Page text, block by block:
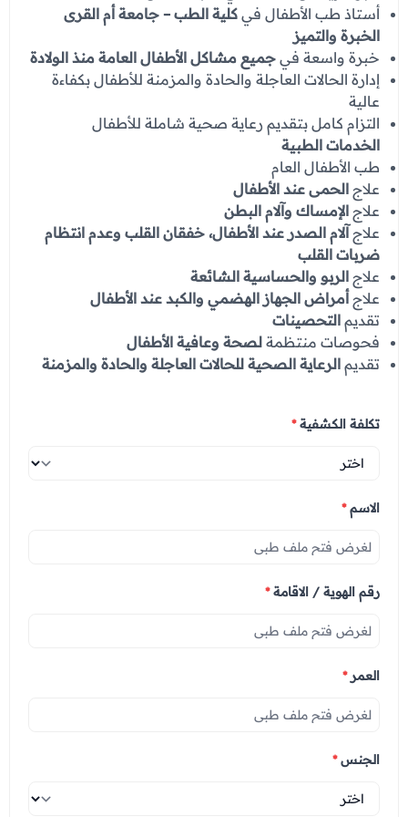
عروض العناية بالشعر
عروض الرجال
عروض جراحات التجميل
عروض قسم الطوارئ
عروض المختبر
عروض الاشعة
عروض الباطنة
عروض العظام
عروض الانف والاذن والحنجرة
عروض العلاج الطبيعي
أستاذ طب الأطفال فيكلية الطب – جامعة أم القرى
الخبرة والتميز
خبرة واسعة فيجميع مشاكل الأطفال العامة منذ الولادة
إدارة الحالات العاجلة والحادة والمزمنة للأطفال بكفاءة
عالية
التزام كامل بتقديم رعاية صحية شاملة للأطفال
الخدمات الطبية
طب الأطفال العام
علاجالحمى عند الأطفال
علاجالإمساك وآلام البطن
علاجآلام الصدر عند الأطفال، خفقان القلب وعدم انتظام
ضربات القلب
علاجالربو والحساسية الشائعة
علاجأمراض الجهاز الهضمي والكبد عند الأطفال
تقديمالتحصينات
فحوصات منتظمةلصحة وعافية الأطفال
تقديمالرعاية الصحية للحالات العاجلة والحادة والمزمنة
تكلفة الكشفية*
الاسم*
رقم الهوية / الاقامة*
العمر*
الجنس*